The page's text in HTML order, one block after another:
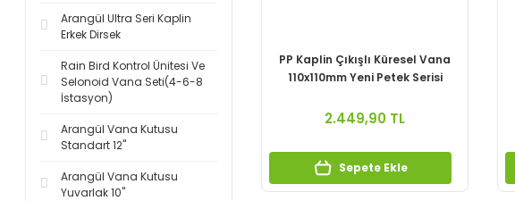
Arangül Ultra Seri Kaplin
Erkek Dirsek
Rain Bird Kontrol Ünitesi Ve
Selonoid Vana Seti(4-6-8
İstasyon)
Arangül Vana Kutusu
Standart 12''
Arangül Vana Kutusu
Yuvarlak 10''
PP Kaplin Çıkışlı Küresel Vana
110x110mm Yeni Petek Serisi
2.449,90 TL
Sepete Ekle